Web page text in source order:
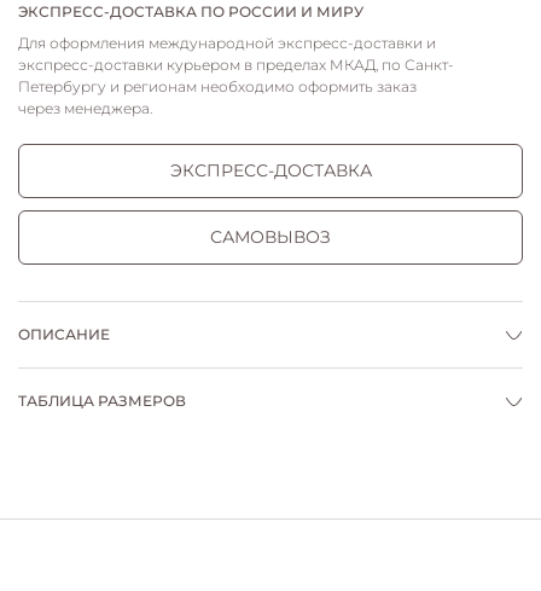
ЭКСПРЕСС-ДОСТАВКА ПО РОССИИ И МИРУ
Для оформления международной экспресс-доставки и
экспресс-доставки курьером в пределах МКАД, по Санкт-
Петербургу и регионам необходимо оформить заказ
через менеджера.
ЭКСПРЕСС-ДОСТАВКА
САМОВЫВОЗ
ОПИСАНИЕ
ТАБЛИЦА РАЗМЕРОВ